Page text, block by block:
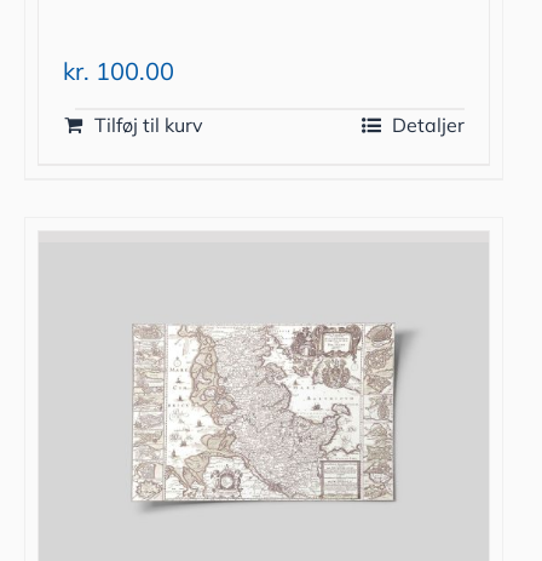
kr. 100.00
Tilføj til kurv Detaljer